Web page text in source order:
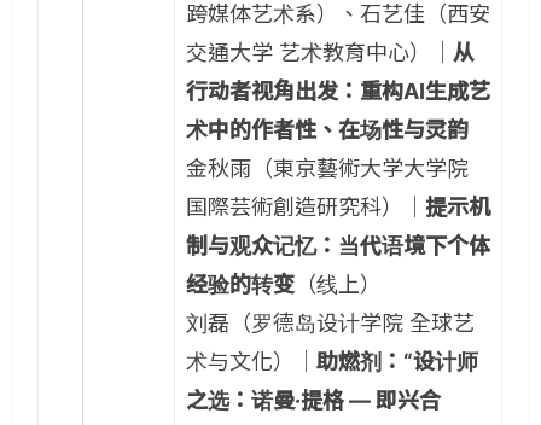
跨媒体艺术系）、石艺佳（西安
交通大学 艺术教育中心）｜ 从
行动者视角出发：重构AI生成艺
术中的作者性、在场性与灵韵
金秋雨（東京藝術大学大学院
国際芸術創造研究科）｜ 提示机
制与观众记忆：当代语境下个体
经验的转变 （线上）
刘磊（罗德岛设计学院 全球艺
术与文化）｜ 助燃剂：“设计师
之选：诺曼·提格 — 即兴合